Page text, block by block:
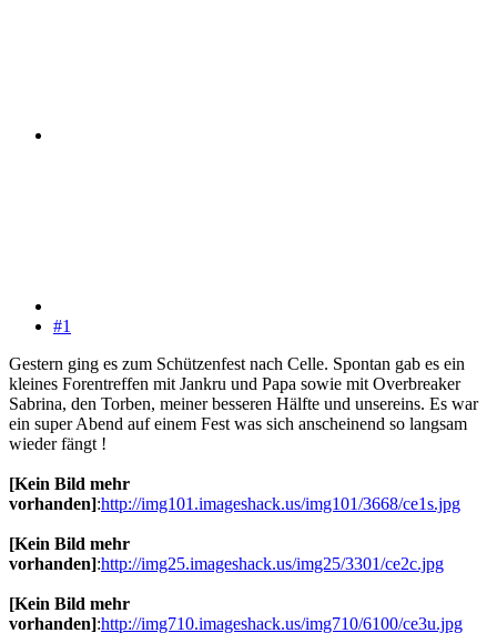
#1
Gestern ging es zum Schützenfest nach Celle. Spontan gab es ein
kleines Forentreffen mit Jankru und Papa sowie mit Overbreaker
Sabrina, den Torben, meiner besseren Hälfte und unsereins. Es war
ein super Abend auf einem Fest was sich anscheinend so langsam
wieder fängt !
[Kein Bild mehr
vorhanden]:http://img101.imageshack.us/img101/3668/ce1s.jpg
[Kein Bild mehr
vorhanden]:http://img25.imageshack.us/img25/3301/ce2c.jpg
[Kein Bild mehr
vorhanden]:http://img710.imageshack.us/img710/6100/ce3u.jpg